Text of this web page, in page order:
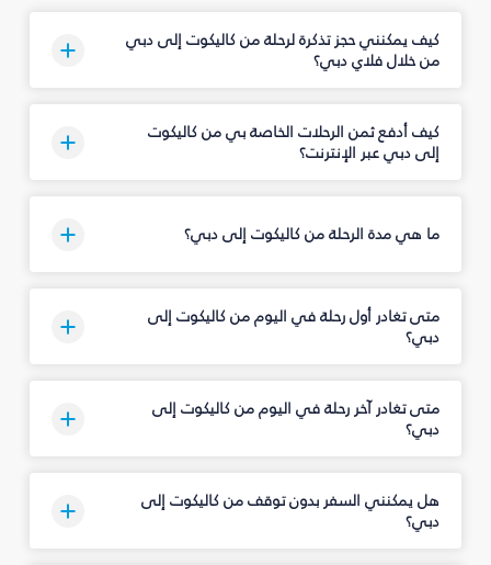
كيف يمكنني حجز تذكرة لرحلة من كاليكوت إلى دبي
من خلال فلاي دبي؟
كيف أدفع ثمن الرحلات الخاصة بي من كاليكوت
إلى دبي عبر الإنترنت؟
ما هي مدة الرحلة من كاليكوت إلى دبي؟
متى تغادر أول رحلة في اليوم من كاليكوت إلى
دبي؟
متى تغادر آخر رحلة في اليوم من كاليكوت إلى
دبي؟
هل يمكنني السفر بدون توقف من كاليكوت إلى
دبي؟